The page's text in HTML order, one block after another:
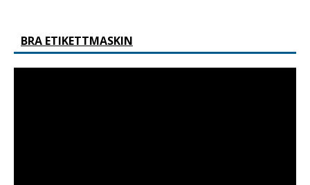
BRA ETIKETTMASKIN